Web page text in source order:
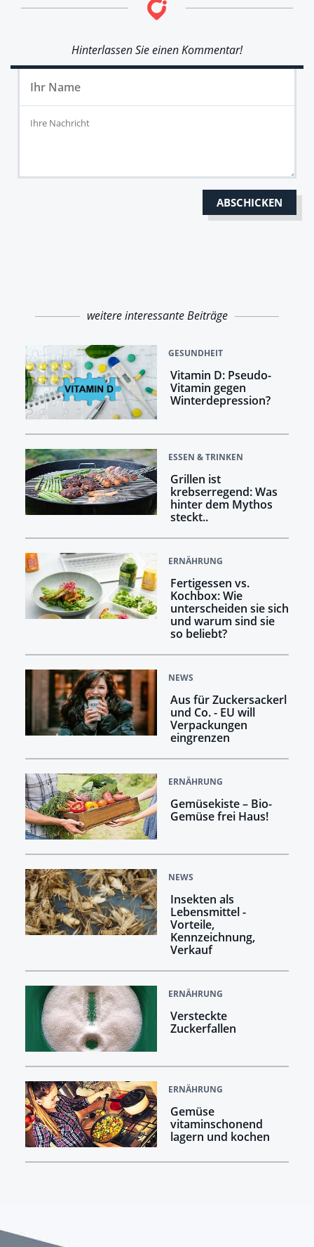
Hinterlassen Sie einen Kommentar!
weitere interessante Beiträge
GESUNDHEIT
Vitamin D: Pseudo-
Vitamin gegen
Winterdepression?
ESSEN & TRINKEN
Grillen ist
krebserregend: Was
hinter dem Mythos
steckt..
ERNÄHRUNG
Fertigessen vs.
Kochbox: Wie
unterscheiden sie sich
und warum sind sie
so beliebt?
NEWS
Aus für Zuckersackerl
und Co. - EU will
Verpackungen
eingrenzen
ERNÄHRUNG
Gemüsekiste – Bio-
Gemüse frei Haus!
NEWS
Insekten als
Lebensmittel -
Vorteile,
Kennzeichnung,
Verkauf
ERNÄHRUNG
Versteckte
Zuckerfallen
ERNÄHRUNG
Gemüse
vitaminschonend
lagern und kochen